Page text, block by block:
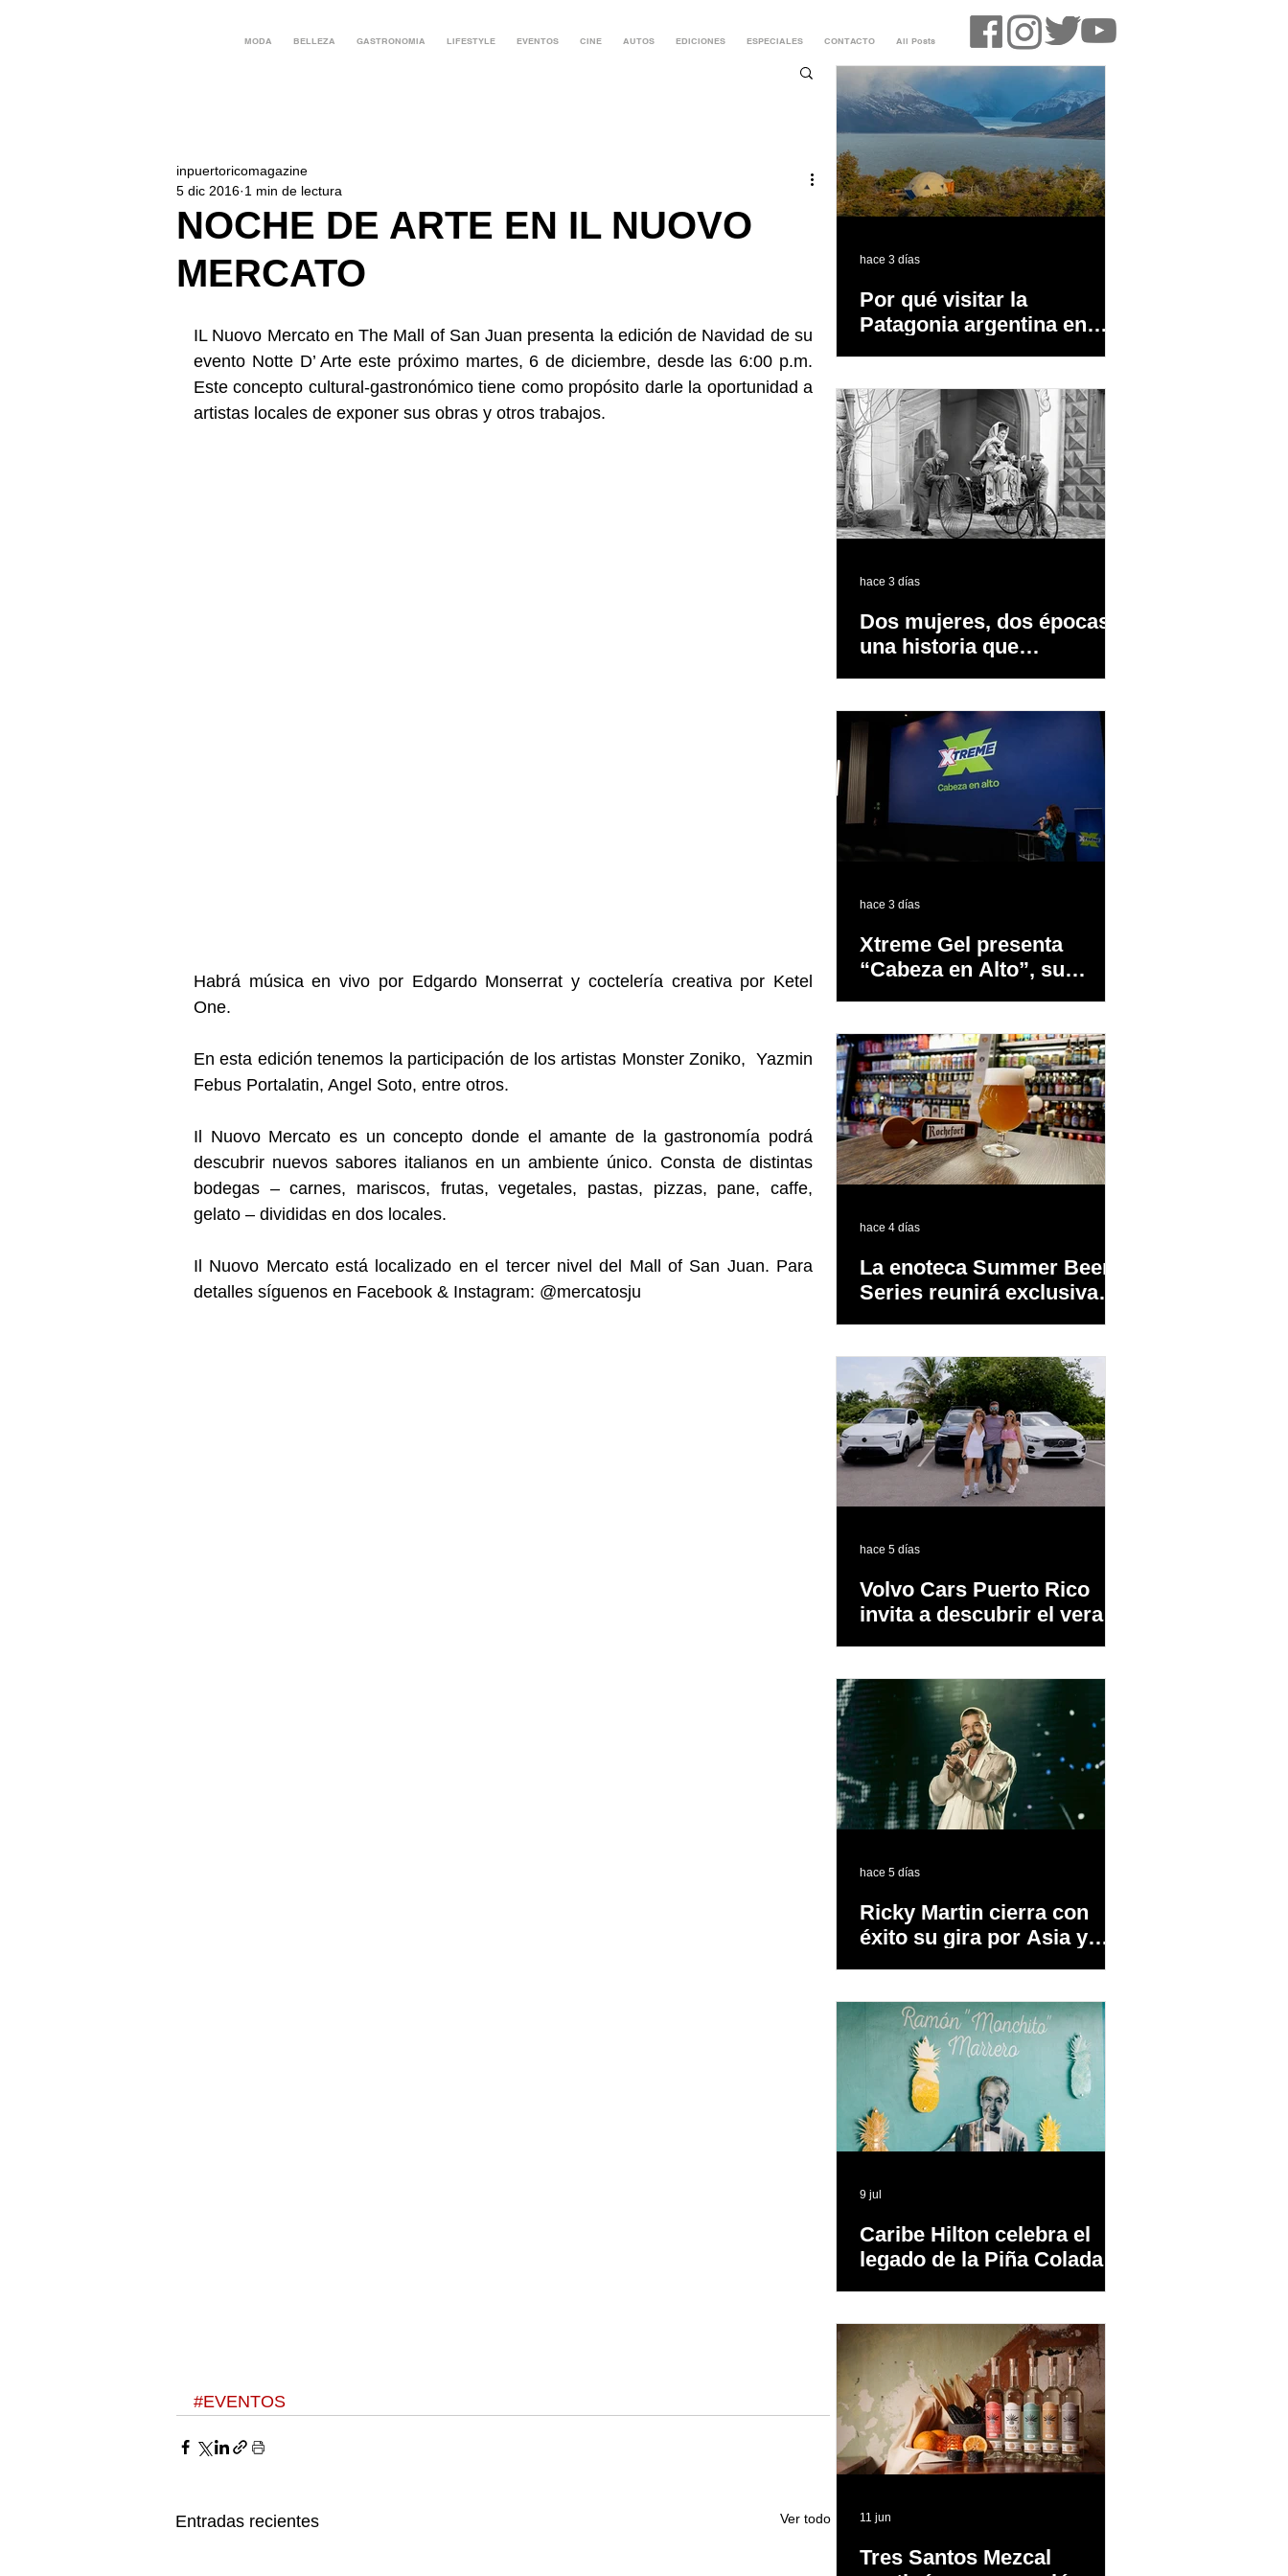
MODA BELLEZA GASTRONOMIA LIFESTYLE EVENTOS CINE AUTOS EDICIONES ESPECIALES CONTACTO All Posts
NOCHE DE ARTE EN IL NUOVO
MERCATO
inpuertoricomagazine
5 dic 2016 1 min de lectura
IL Nuovo Mercato en The Mall of San Juan presenta la edición de Navidad de su
evento Notte D’ Arte este próximo martes, 6 de diciembre, desde las 6:00 p.m.
Este concepto cultural-gastronómico tiene como propósito darle la oportunidad a
artistas locales de exponer sus obras y otros trabajos.
Habrá música en vivo por Edgardo Monserrat y coctelería creativa por Ketel
One.
En esta edición tenemos la participación de los artistas Monster Zoniko,  Yazmin
Febus Portalatin, Angel Soto, entre otros.
Il Nuovo Mercato es un concepto donde el amante de la gastronomía podrá
descubrir nuevos sabores italianos en un ambiente único. Consta de distintas
bodegas – carnes, mariscos, frutas, vegetales, pastas, pizzas, pane, caffe,
gelato – divididas en dos locales.
Il Nuovo Mercato está localizado en el tercer nivel del Mall of San Juan. Para
detalles síguenos en Facebook & Instagram: @mercatosju
#EVENTOS
Entradas recientes Ver todo
Por qué visitar la
Patagonia argentina en
hace 3 días
Dos mujeres, dos épocas y
una historia que
hace 3 días
Xtreme Gel presenta
“Cabeza en Alto”, su
producido completamente
en Puerto Rico
hace 3 días
La enoteca Summer Beer
Series reunirá exclusivas
público
hace 4 días
Volvo Cars Puerto Rico
invita a descubrir el verano
hace 5 días
Ricky Martin cierra con
éxito su gira por Asia y
hace 5 días
Caribe Hilton celebra el
legado de la Piña Colada,
9 jul
Tres Santos Mezcal
11 jun